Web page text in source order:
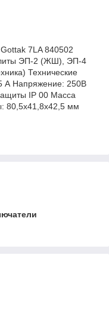
7LA 840502
ЭП-2 (ЖШ), ЭП-4
Технические
А Напряжение: 250В
IP 00 Масса
80,5x41,8x42,5 мм